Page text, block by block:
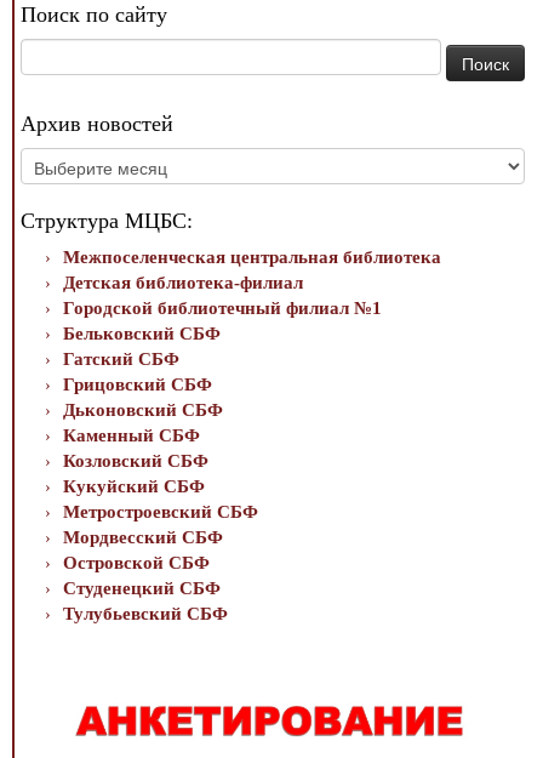
Поиск по сайту
Архив новостей
Архив
новостей
Структура МЦБС:
Межпоселенческая центральная библиотека
Детская библиотека-филиал
Городской библиотечный филиал №1
Бельковский СБФ
Гатский СБФ
Грицовский СБФ
Дьконовский СБФ
Каменный СБФ
Козловский СБФ
Кукуйский СБФ
Метростроевский СБФ
Мордвесский СБФ
Островской СБФ
Студенецкий СБФ
Тулубьевский СБФ